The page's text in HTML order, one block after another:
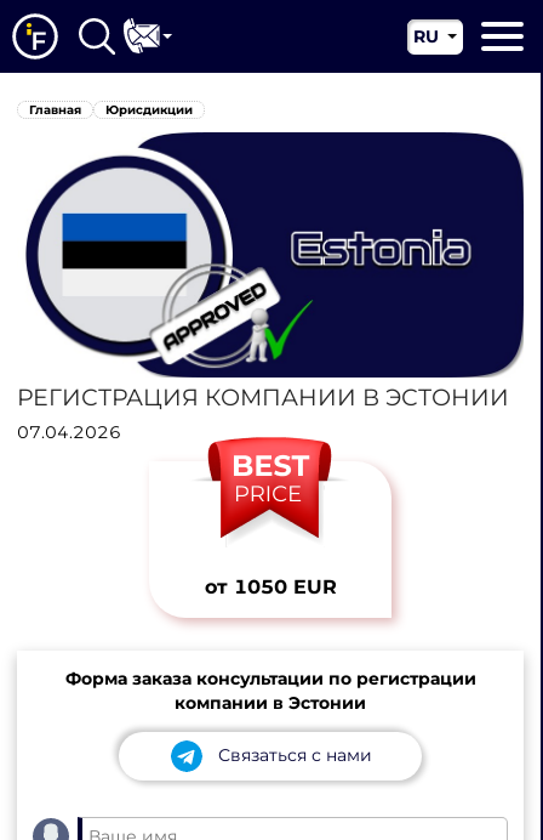
О нас
Новости
Юрисдикции
RU
EN
Главная Юрисдикции
РЕГИСТРАЦИЯ КОМПАНИИ В ЭСТОНИИ
07.04.2026
от 1050 EUR
Форма заказа консультации по регистрации
компании в Эстонии
Связаться с нами